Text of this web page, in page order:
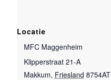
Locatie
MFC Maggenheim
Klipperstraat 21-A
Makkum, Friesland 8754AT